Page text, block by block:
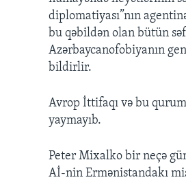
diplomatiyası”nın
bu qəbildən olan bütün
Azərbaycanofobiyanın
bildirlir.
Avrop İttifaqı və bu
yaymayıb.
Peter Mixalko bir neçə
Aİ-nin Ermənistandakı